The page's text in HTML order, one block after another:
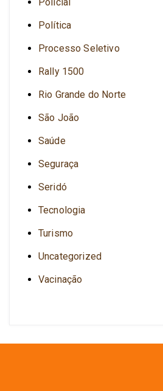
Política
Processo Seletivo
Rally 1500
Rio Grande do Norte
São João
Saúde
Seguraça
Seridó
Tecnologia
Turismo
Uncategorized
Vacinação